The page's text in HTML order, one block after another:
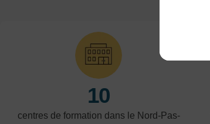
10
centres de formation dans le Nord-Pas-